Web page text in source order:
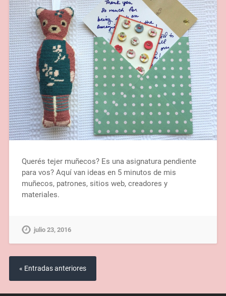
Querés tejer muñecos? Es una asignatura pendiente
para vos? Aquí van ideas en 5 minutos de mis
muñecos, patrones, sitios web, creadores y
materiales.
julio 23, 2016
« Entradas anteriores